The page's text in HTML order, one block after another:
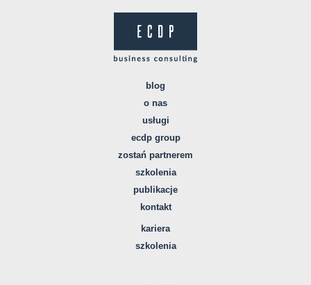
blog
o nas
usługi
ecdp group
zostań partnerem
szkolenia
publikacje
kontakt
kariera
szkolenia